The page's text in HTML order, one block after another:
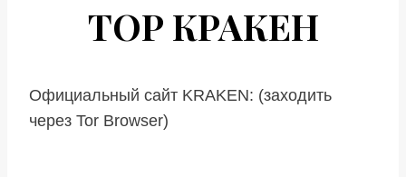
ТОР КРАКЕН
Официальный сайт KRAKEN: (заходить
через Tor Browser)